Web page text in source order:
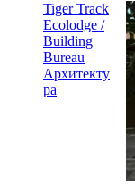
Tiger Track
Ecolodge /
Building
Bureau
Архитекту
ра